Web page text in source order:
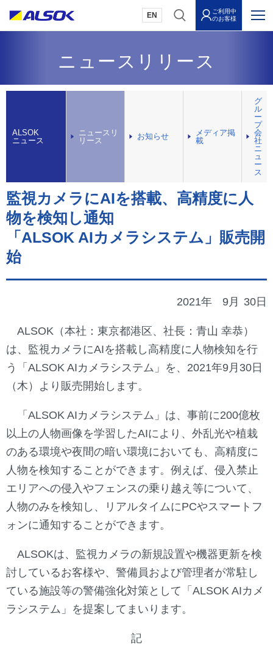
EN
ご利用中
のお客様
ニュースリリース
ALSOK
ニュース
ニュースリ
リース
お知らせ
メディア掲
載
グ
ル
ー
プ
会
社
ニ
ュ
ー
ス
監視カメラにAIを搭載、高精度に人
物を検知し通知
「ALSOK AIカメラシステム」販売開
始
2021年 9月 30日
ALSOK（本社：東京都港区、社長：青山 幸恭）
は、監視カメラにAIを搭載し高精度に人物検知を行
う「ALSOK AIカメラシステム」を、2021年9月30日
（木）より販売開始します。
「ALSOK AIカメラシステム」は、事前に200億枚
以上の人物画像を学習したAIにより、外乱光や植栽
のある環境や夜間の暗い環境においても、高精度に
人物を検知することができます。例えば、侵入禁止
エリアへの侵入やフェンスの乗り越え等について、
人物のみを検知し、リアルタイムにPCやスマートフ
ォンに通知することができます。
ALSOKは、監視カメラの新規設置や機器更新を検
討しているお客様や、警備員および管理者が常駐し
ている施設等の警備強化対策として「ALSOK AIカメ
ラシステム」を提案してまいります。
記